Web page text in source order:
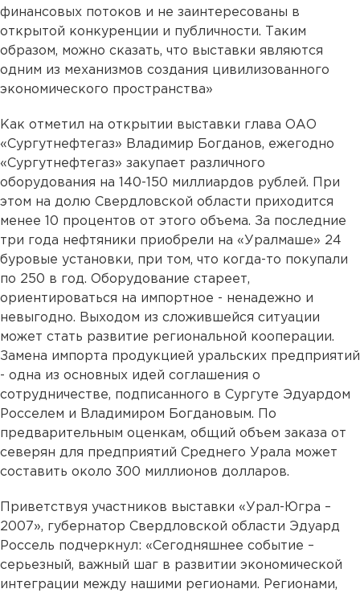
финансовых потоков и не заинтересованы в
открытой конкуренции и публичности. Таким
образом, можно сказать, что выставки являются
одним из механизмов создания цивилизованного
экономического пространства»
Как отметил на открытии выставки глава ОАО
«Сургутнефтегаз» Владимир Богданов, ежегодно
«Сургутнефтегаз» закупает различного
оборудования на 140-150 миллиардов рублей. При
этом на долю Свердловской области приходится
менее 10 процентов от этого объема. За последние
три года нефтяники приобрели на «Уралмаше» 24
буровые установки, при том, что когда-то покупали
по 250 в год. Оборудование стареет,
ориентироваться на импортное - ненадежно и
невыгодно. Выходом из сложившейся ситуации
может стать развитие региональной кооперации.
Замена импорта продукцией уральских предприятий
- одна из основных идей соглашения о
сотрудничестве, подписанного в Сургуте Эдуардом
Росселем и Владимиром Богдановым. По
предварительным оценкам, общий объем заказа от
северян для предприятий Среднего Урала может
составить около 300 миллионов долларов.
Приветствуя участников выставки «Урал-Югра –
2007», губернатор Свердловской области Эдуард
Россель подчеркнул: «Сегодняшнее событие –
серьезный, важный шаг в развитии экономической
интеграции между нашими регионами. Регионами,